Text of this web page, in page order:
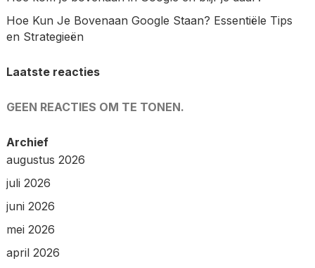
Hoe Kun Je Bovenaan Google Staan? Essentiële Tips
en Strategieën
Laatste reacties
GEEN REACTIES OM TE TONEN.
Archief
augustus 2026
juli 2026
juni 2026
mei 2026
april 2026